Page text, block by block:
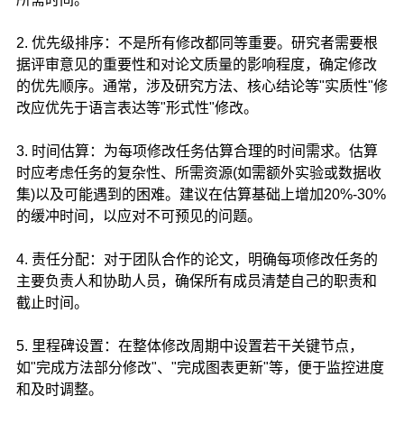
2. 优先级排序：不是所有修改都同等重要。研究者需要根
据评审意见的重要性和对论文质量的影响程度，确定修改
的优先顺序。通常，涉及研究方法、核心结论等"实质性"修
改应优先于语言表达等"形式性"修改。
3. 时间估算：为每项修改任务估算合理的时间需求。估算
时应考虑任务的复杂性、所需资源(如需额外实验或数据收
集)以及可能遇到的困难。建议在估算基础上增加20%-30%
的缓冲时间，以应对不可预见的问题。
4. 责任分配：对于团队合作的论文，明确每项修改任务的
主要负责人和协助人员，确保所有成员清楚自己的职责和
截止时间。
5. 里程碑设置：在整体修改周期中设置若干关键节点，
如"完成方法部分修改"、"完成图表更新"等，便于监控进度
和及时调整。